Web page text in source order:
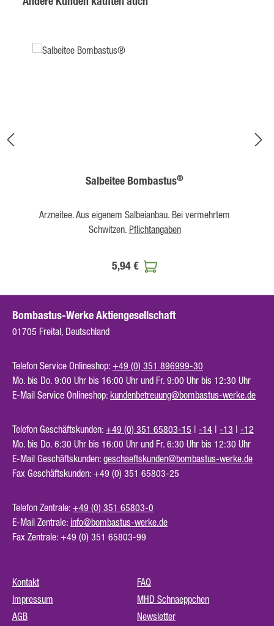
Salbeitee Bombastus®
Arzneitee. Aus eigenem Salbeianbau. Bei vermehrtem
Schwitzen. Pflichtangaben
5,94 €
Bombastus-Werke Aktiengesellschaft
01705 Freital, Deutschland
Telefon Service Onlineshop: +49 (0) 351 896999-30
Mo. bis Do. 9:00 Uhr bis 16:00 Uhr und Fr. 9:00 Uhr bis 12:30 Uhr
E-Mail Service Onlineshop: kundenbetreuung@bombastus-werke.de
Telefon Geschäftskunden: +49 (0) 351 65803-15 -14 -13
-12
Mo. bis Do. 6:30 Uhr bis 16:00 Uhr und Fr. 6:30 Uhr bis 12:30 Uhr
E-Mail Geschäftskunden: geschaeftskunden@bombastus-werke.de
Fax Geschäftskunden: +49 (0) 351 65803-25
Telefon Zentrale: +49 (0) 351 65803-0
E-Mail Zentrale: info@bombastus-werke.de
Fax Zentrale: +49 (0) 351 65803-99
Kontakt
Impressum
AGB
FAQ
MHD Schnaeppchen
Newsletter